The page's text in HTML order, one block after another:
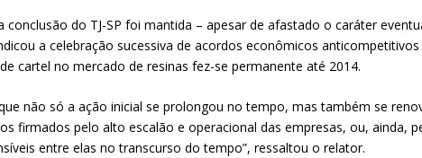
conclusão do TJ-SP foi mantida – apesar de afastado o caráter
a celebração sucessiva de acordos econômicos
cartel no mercado de resinas fez-se permanente até 2014.
não só a ação inicial se prolongou no tempo, mas também se
firmados pelo alto escalão e operacional das empresas, ou, ainda,
entre elas no transcurso do tempo”, ressaltou o relator.